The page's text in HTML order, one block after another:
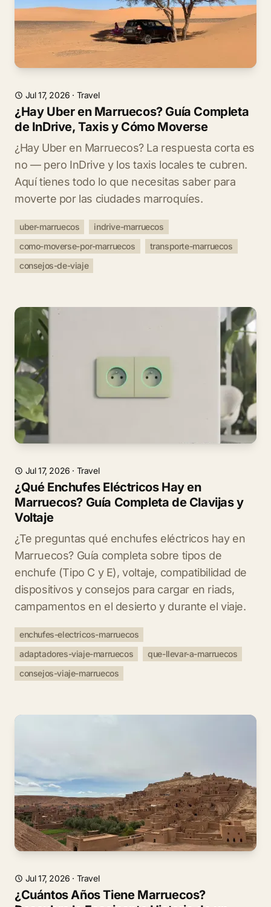
Jul 17, 2026 · Travel
¿Hay Uber en Marruecos? Guía Completa
de InDrive, Taxis y Cómo Moverse
¿Hay Uber en Marruecos? La respuesta corta es
no — pero InDrive y los taxis locales te cubren.
Aquí tienes todo lo que necesitas saber para
moverte por las ciudades marroquíes.
uber-marruecos
indrive-marruecos
como-moverse-por-marruecos
transporte-marruecos
consejos-de-viaje
Jul 17, 2026 · Travel
¿Qué Enchufes Eléctricos Hay en
Marruecos? Guía Completa de Clavijas y
Voltaje
¿Te preguntas qué enchufes eléctricos hay en
Marruecos? Guía completa sobre tipos de
enchufe (Tipo C y E), voltaje, compatibilidad de
dispositivos y consejos para cargar en riads,
campamentos en el desierto y durante el viaje.
enchufes-electricos-marruecos
adaptadores-viaje-marruecos
que-llevar-a-marruecos
consejos-viaje-marruecos
Jul 17, 2026 · Travel
¿Cuántos Años Tiene Marruecos?